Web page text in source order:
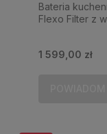
Bateria
Flexo Filter z
1 599,00 zł